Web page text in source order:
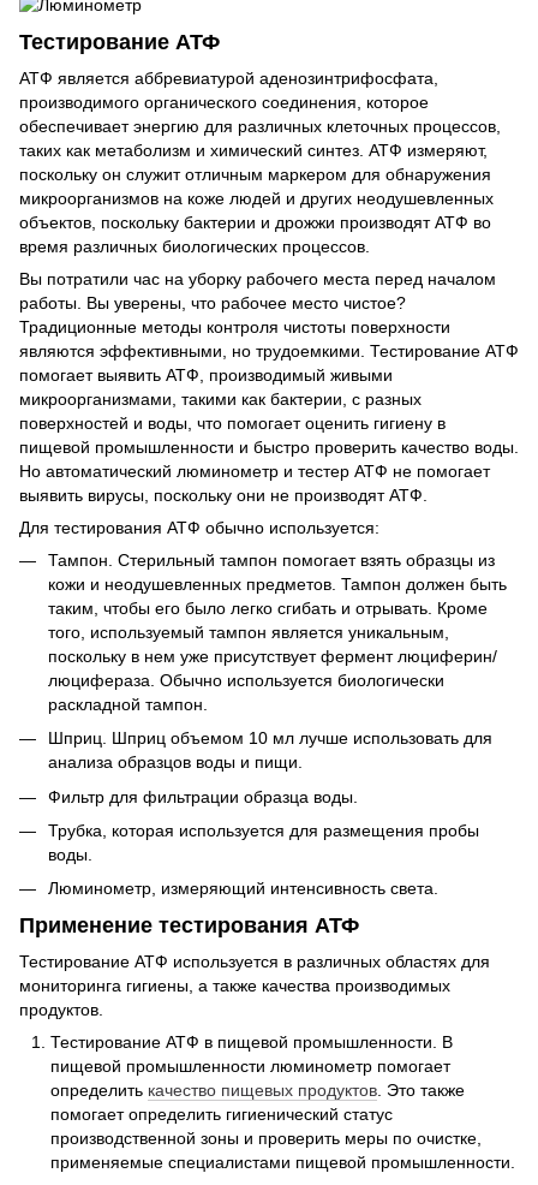
Тестирование АТФ
АТФ является аббревиатурой аденозинтрифосфата,
производимого органического соединения, которое
обеспечивает энергию для различных клеточных процессов,
таких как метаболизм и химический синтез. АТФ измеряют,
поскольку он служит отличным маркером для обнаружения
микроорганизмов на коже людей и других неодушевленных
объектов, поскольку бактерии и дрожжи производят АТФ во
время различных биологических процессов.
Вы потратили час на уборку рабочего места перед началом
работы. Вы уверены, что рабочее место чистое?
Традиционные методы контроля чистоты поверхности
являются эффективными, но трудоемкими. Тестирование АТФ
помогает выявить АТФ, производимый живыми
микроорганизмами, такими как бактерии, с разных
поверхностей и воды, что помогает оценить гигиену в
пищевой промышленности и быстро проверить качество воды.
Но автоматический люминометр и тестер АТФ не помогает
выявить вирусы, поскольку они не производят АТФ.
Для тестирования ATФ обычно используется:
Тампон. Стерильный тампон помогает взять образцы из
кожи и неодушевленных предметов. Тампон должен быть
таким, чтобы его было легко сгибать и отрывать. Кроме
того, используемый тампон является уникальным,
поскольку в нем уже присутствует фермент люциферин/
люцифераза. Обычно используется биологически
раскладной тампон.
Шприц. Шприц объемом 10 мл лучше использовать для
анализа образцов воды и пищи.
Фильтр для фильтрации образца воды.
Трубка, которая используется для размещения пробы
воды.
Люминометр, измеряющий интенсивность света.
Применение тестирования АТФ
Тестирование АТФ используется в различных областях для
мониторинга гигиены, а также качества производимых
продуктов.
Тестирование АТФ в пищевой промышленности. В
пищевой промышленности люминометр помогает
определить качество пищевых продуктов . Это также
помогает определить гигиенический статус
производственной зоны и проверить меры по очистке,
применяемые специалистами пищевой промышленности.